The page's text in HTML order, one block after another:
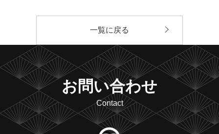
一覧に戻る
お問い合わせ
Contact